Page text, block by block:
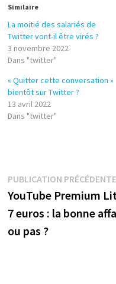
Similaire
La moitié des salariés de
Twitter vont-il être virés ?
3 novembre 2022
Dans "twitter"
« Quitter cette conversation »
bientôt sur Twitter ?
13 avril 2022
Dans "twitter"
Navigation
de
l’article
PUBLICATION PRÉCÉDENTE
YouTube Premium
7 euros : la bonne
ou pas ?